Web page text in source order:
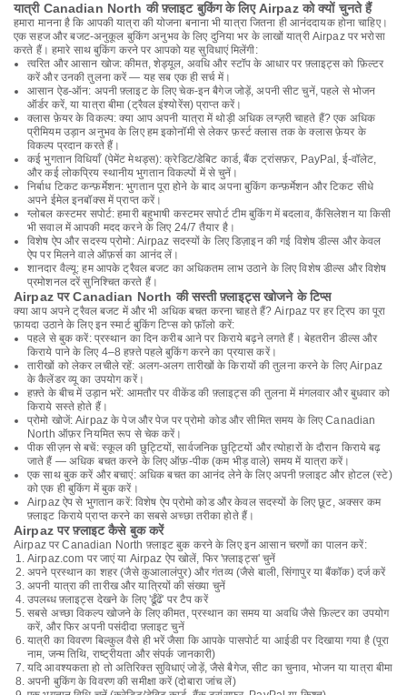
यात्री Canadian North की फ़्लाइट बुकिंग के लिए Airpaz को क्यों चुनते हैं
हमारा मानना है कि आपकी यात्रा की योजना बनाना भी यात्रा जितना ही आनंददायक होना चाहिए।
एक सहज और बजट-अनुकूल बुकिंग अनुभव के लिए दुनिया भर के लाखों यात्री Airpaz पर भरोसा
करते हैं। हमारे साथ बुकिंग करने पर आपको यह सुविधाएं मिलेंगी:
त्वरित और आसान खोज: कीमत, शेड्यूल, अवधि और स्टॉप के आधार पर फ़्लाइट्स को फ़िल्टर
करें और उनकी तुलना करें — यह सब एक ही सर्च में।
आसान ऐड-ऑन: अपनी फ़्लाइट के लिए चेक-इन बैगेज जोड़ें, अपनी सीट चुनें, पहले से भोजन
ऑर्डर करें, या यात्रा बीमा (ट्रैवल इंश्योरेंस) प्राप्त करें।
क्लास फ़ेयर के विकल्प: क्या आप अपनी यात्रा में थोड़ी अधिक लग्ज़री चाहते हैं? एक अधिक
प्रीमियम उड़ान अनुभव के लिए हम इकोनॉमी से लेकर फ़र्स्ट क्लास तक के क्लास फ़ेयर के
विकल्प प्रदान करते हैं।
कई भुगतान विधियाँ (पेमेंट मेथड्स): क्रेडिट/डेबिट कार्ड, बैंक ट्रांसफ़र, PayPal, ई-वॉलेट,
और कई लोकप्रिय स्थानीय भुगतान विकल्पों में से चुनें।
निर्बाध टिकट कन्फ़र्मेशन: भुगतान पूरा होने के बाद अपना बुकिंग कन्फ़र्मेशन और टिकट सीधे
अपने ईमेल इनबॉक्स में प्राप्त करें।
ग्लोबल कस्टमर सपोर्ट: हमारी बहुभाषी कस्टमर सपोर्ट टीम बुकिंग में बदलाव, कैंसिलेशन या किसी
भी सवाल में आपकी मदद करने के लिए 24/7 तैयार है।
विशेष ऐप और सदस्य प्रोमो: Airpaz सदस्यों के लिए डिज़ाइन की गई विशेष डील्स और केवल
ऐप पर मिलने वाले ऑफ़र्स का आनंद लें।
शानदार वैल्यू: हम आपके ट्रैवल बजट का अधिकतम लाभ उठाने के लिए विशेष डील्स और विशेष
प्रमोशनल दरें सुनिश्चित करते हैं।
Airpaz पर Canadian North की सस्ती फ़्लाइट्स खोजने के टिप्स
क्या आप अपने ट्रैवल बजट में और भी अधिक बचत करना चाहते हैं? Airpaz पर हर ट्रिप का पूरा
फ़ायदा उठाने के लिए इन स्मार्ट बुकिंग टिप्स को फ़ॉलो करें:
पहले से बुक करें: प्रस्थान का दिन करीब आने पर किराये बढ़ने लगते हैं। बेहतरीन डील्स और
किराये पाने के लिए 4–8 हफ़्ते पहले बुकिंग करने का प्रयास करें।
तारीखों को लेकर लचीले रहें: अलग-अलग तारीखों के किरायों की तुलना करने के लिए Airpaz
के कैलेंडर व्यू का उपयोग करें।
हफ़्ते के बीच में उड़ान भरें: आमतौर पर वीकेंड की फ़्लाइट्स की तुलना में मंगलवार और बुधवार को
किराये सस्ते होते हैं।
प्रोमो खोजें: Airpaz के पेज और पेज पर प्रोमो कोड और सीमित समय के लिए Canadian
North ऑफ़र नियमित रूप से चेक करें।
पीक सीज़न से बचें: स्कूल की छुट्टियों, सार्वजनिक छुट्टियों और त्योहारों के दौरान किराये बढ़
जाते हैं — अधिक बचत करने के लिए ऑफ़-पीक (कम भीड़ वाले) समय में यात्रा करें।
एक साथ बुक करें और बचाएं: अधिक बचत का आनंद लेने के लिए अपनी फ़्लाइट और होटल (स्टे)
को एक ही बुकिंग में बुक करें।
Airpaz ऐप से भुगतान करें: विशेष ऐप प्रोमो कोड और केवल सदस्यों के लिए छूट, अक्सर कम
फ़्लाइट किराये प्राप्त करने का सबसे अच्छा तरीका होते हैं।
Airpaz पर फ़्लाइट कैसे बुक करें
Airpaz पर Canadian North फ़्लाइट बुक करने के लिए इन आसान चरणों का पालन करें:
Airpaz.com पर जाएं या Airpaz ऐप खोलें, फिर 'फ़्लाइट्स' चुनें
अपने प्रस्थान का शहर (जैसे कुआलालंपुर) और गंतव्य (जैसे बाली, सिंगापुर या बैंकॉक) दर्ज करें
अपनी यात्रा की तारीख और यात्रियों की संख्या चुनें
उपलब्ध फ़्लाइट्स देखने के लिए 'ढूँढें' पर टैप करें
सबसे अच्छा विकल्प खोजने के लिए कीमत, प्रस्थान का समय या अवधि जैसे फ़िल्टर का उपयोग
करें, और फिर अपनी पसंदीदा फ़्लाइट चुनें
यात्री का विवरण बिल्कुल वैसे ही भरें जैसा कि आपके पासपोर्ट या आईडी पर दिखाया गया है (पूरा
नाम, जन्म तिथि, राष्ट्रीयता और संपर्क जानकारी)
यदि आवश्यकता हो तो अतिरिक्त सुविधाएं जोड़ें, जैसे बैगेज, सीट का चुनाव, भोजन या यात्रा बीमा
अपनी बुकिंग के विवरण की समीक्षा करें (दोबारा जांच लें)